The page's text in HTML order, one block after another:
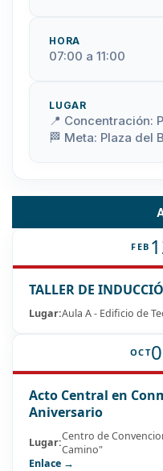
HORA
07:00 a 11:00
LUGAR
📍 Concentración:
🏁 Meta: Plaza del
FEB
TALLER DE
Lugar:Aula A - Edificio de
OCT
Acto Central en
Aniversario
Lugar:Centro de
Camino"
Enlace →